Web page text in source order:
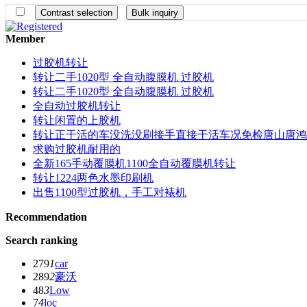
Member
过胶机转让
转让二手1020型 全自动腹膜机 过胶机
转让二手1020型 全自动腹膜机 过胶机
全自动过胶机转让
转让闲置的上胶机
转让正干活的车没洗没刷接手直接干活车况免检唐山唐鸿
求购过胶机耐用的
全新165手动覆膜机1100全自动覆膜机转让
转让1224两色水墨印刷机
出售1100型过胶机，手工对裱机
Recommendation
Search ranking
2791car
2892豪沃
483Low
74loç